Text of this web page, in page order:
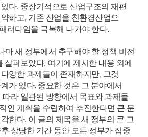
다. 중장기적으로 산업구조의 재편
하고, 기존 산업을 친환경산업으
러다임을 극복해 나가야 한다.
마 새 정부에서 추구해야 할 정책 비전
살펴보았다. 여기에 제시한 내용 외에
양한 과제들이 존재하지만, 그것
가 있다. 중요한 것은 그 분야에서
따라 일관된 방향에서 목표와 과제들
인 계획을 수립하여 추진한다면 큰 문
한다. 이 글의 제목을 새 정부의 큰 그
상당한 기간 동안 모든 정부가 집중